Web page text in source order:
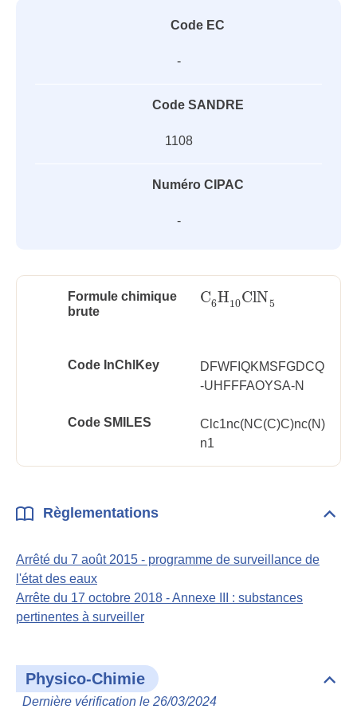
Code EC
-
Code SANDRE
1108
Numéro CIPAC
-
Formule chimique
brute
C6H10ClN5
C6H10ClN5
Code InChlKey
DFWFIQKMSFGDCQ
-UHFFFAOYSA-N
Code SMILES
Clc1nc(NC(C)C)nc(N)
n1
Règlementations
Arrêté du 7 août 2015 - programme de surveillance de
l'état des eaux
Arrête du 17 octobre 2018 - Annexe III : substances
pertinentes à surveiller
Physico-Chimie
Dernière vérification le 26/03/2024